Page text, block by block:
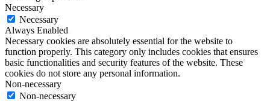
Necessary
Necessary
Always Enabled
Necessary cookies are absolutely essential for the website to
function properly. This category only includes cookies that ensures
basic functionalities and security features of the website. These
cookies do not store any personal information.
Non-necessary
Non-necessary